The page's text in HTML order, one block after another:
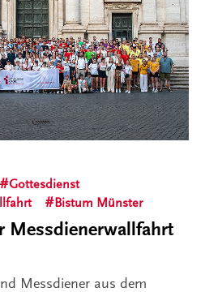
Gottesdienst
Bistum Münster
Messdienerwallfahrt
Messdiener aus dem